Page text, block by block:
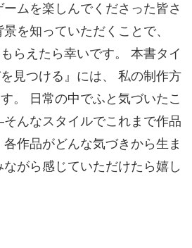
ムを楽しんでくださった皆さ
を知っていただくことで、
らえたら幸いです。 本書タイ
見つける』には、 私の制作方
。 日常の中でふと気づいたこ
んなスタイルでこれまで作品
作品がどんな気づきから生ま
がら感じていただけたら嬉し